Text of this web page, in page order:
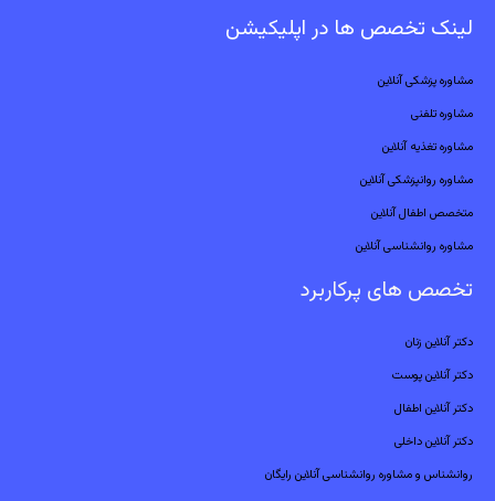
لینک تخصص ها در اپلیکیشن
مشاوره پزشکی آنلاین
مشاوره تلفنی
مشاوره تغذیه آنلاین
مشاوره روانپزشکی آنلاین
متخصص اطفال آنلاین
مشاوره روانشناسی آنلاین
تخصص های پرکاربرد
دکتر آنلاین زنان
دکتر آنلاین پوست
دکتر آنلاین اطفال
دکتر آنلاین داخلی
روانشناس و مشاوره روانشناسی آنلاین رایگان